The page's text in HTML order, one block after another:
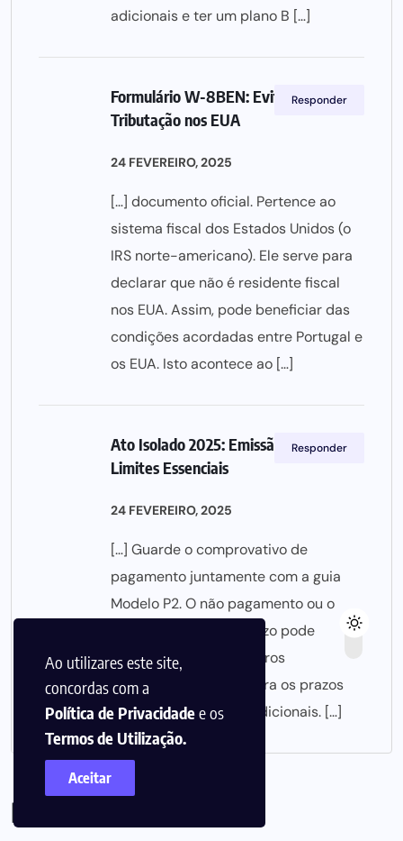
Ao utilizares este site,
concordas com a
Política de Privacidadee os
Termos de Utilização.
Aceitar
adicionais e ter um plano B […]
Formulário W-8BEN: Evite a Dupla
Tributação nos EUA
24 FEVEREIRO, 2025
[…] documento oficial. Pertence ao
sistema fiscal dos Estados Unidos (o
IRS norte-americano). Ele serve para
declarar que não é residente fiscal
nos EUA. Assim, pode beneficiar das
condições acordadas entre Portugal e
os EUA. Isto acontece ao […]
Responder
Ato Isolado 2025: Emissão, Regras e
Limites Essenciais
24 FEVEREIRO, 2025
[…] Guarde o comprovativo de
pagamento juntamente com a guia
Modelo P2. O não pagamento ou o
pagamento fora do prazo pode
resultar em coimas e juros
compensatórios. Cumpra os prazos
para evitar encargos adicionais. […]
Responder
Deixa um comentário